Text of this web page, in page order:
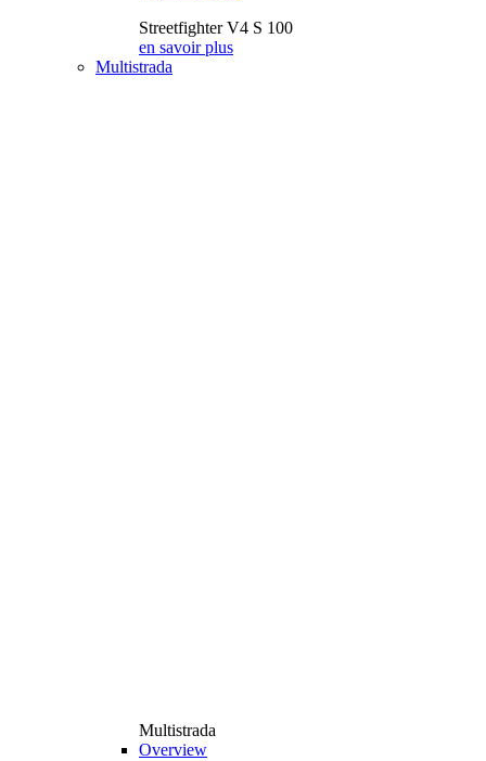
Streetfighter V4 S 100
en savoir plus
Multistrada
Multistrada
Overview